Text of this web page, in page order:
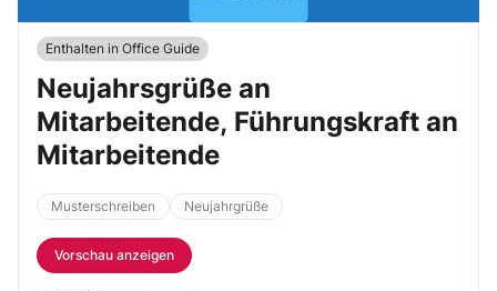
Enthalten in Office Guide
Neujahrsgrüße an
Mitarbeitende, Führungskraft an
Mitarbeitende
Musterschreiben Neujahrgrüße
Vorschau anzeigen